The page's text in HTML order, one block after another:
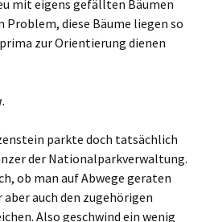
mit eigens gefällten Bäumen
Problem, diese Bäume liegen so
zur Orientierung dienen
parkte doch tatsächlich
der Nationalparkverwaltung.
ob man auf Abwege geraten
auch den zugehörigen
Also geschwind ein wenig